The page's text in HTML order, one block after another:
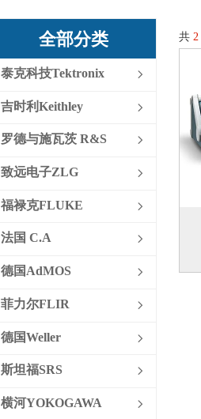
共 2
全部分类
ꁇ
泰克科技Tektronix
ꁇ
吉时利Keithley
ꁇ
罗德与施瓦茨 R&S
ꁇ
致远电子ZLG
ꁇ
福禄克FLUKE
ꁇ
法国 C.A
ꁇ
德国AdMOS
ꁇ
菲力尔FLIR
ꁇ
德国Weller
ꁇ
斯坦福SRS
ꁇ
横河YOKOGAWA